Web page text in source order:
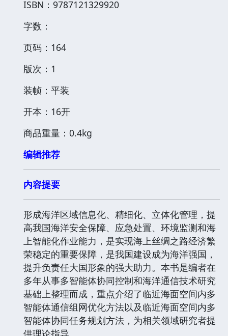
ISBN：9787121329920
字数：
页码：164
版次：1
装帧：平装
开本：16开
商品重量：0.4kg
编辑推荐
内容提要
形成海洋区域信息化、精细化、立体化管理，提
高我国海洋安全保障、应急处置、环境监测和海
上智能化作业能力，是实现海上丝绸之路经济繁
荣稳定的重要保障，是我国建设成为海洋强国，
提升负责任大国形象的强大助力。本书是编者在
多年从事多智能体协同控制和海洋通信技术研究
基础上整理而成，重点介绍了临近海面空间内多
智能体通信组网优化方法以及临近海面空间内多
智能体协同任务规划方法，为相关领域研究者提
供理论指导。